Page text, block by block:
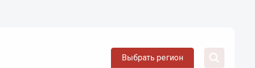
Выбрать регион